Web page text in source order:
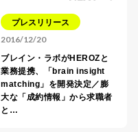
プレスリリース
2016/12/20
ブレイン・ラボがHEROZと
業務提携、「brain insight
matching」を開発決定／膨
大な「成約情報」から求職者
と…